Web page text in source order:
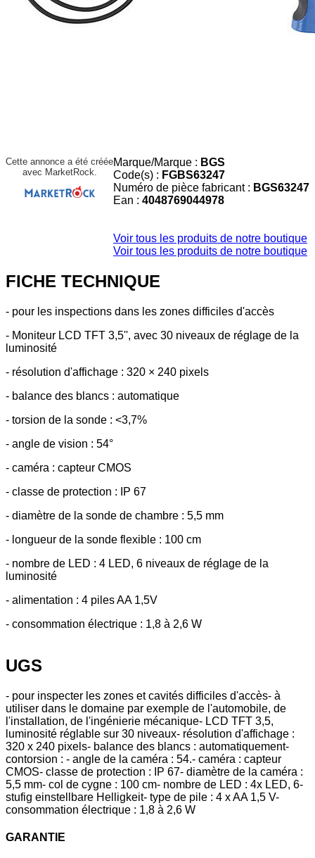
Marque/Marque : BGS
Code(s) : FGBS63247
Numéro de pièce fabricant : BGS63247
Ean : 4048769044978
Voir tous les produits de notre boutique
Voir tous les produits de notre boutique
FICHE TECHNIQUE
- pour les inspections dans les zones difficiles d'accès
- Moniteur LCD TFT 3,5'', avec 30 niveaux de réglage de la
luminosité
- résolution d'affichage : 320 × 240 pixels
- balance des blancs : automatique
- torsion de la sonde : <3,7%
- angle de vision : 54°
- caméra : capteur CMOS
- classe de protection : IP 67
- diamètre de la sonde de chambre : 5,5 mm
- longueur de la sonde flexible : 100 cm
- nombre de LED : 4 LED, 6 niveaux de réglage de la
luminosité
- alimentation : 4 piles AA 1,5V
- consommation électrique : 1,8 à 2,6 W
UGS
- pour inspecter les zones et cavités difficiles d'accès- à
utiliser dans le domaine par exemple de l'automobile, de
l'installation, de l'ingénierie mécanique- LCD TFT 3,5,
luminosité réglable sur 30 niveaux- résolution d'affichage :
320 x 240 pixels- balance des blancs : automatiquement-
contorsion : - angle de la caméra : 54.- caméra : capteur
CMOS- classe de protection : IP 67- diamètre de la caméra :
5,5 mm- col de cygne : 100 cm- nombre de LED : 4x LED, 6-
stufig einstellbare Helligkeit- type de pile : 4 x AA 1,5 V-
consommation électrique : 1,8 à 2,6 W
GARANTIE
Cette annonce a été créée
avec MarketRock.